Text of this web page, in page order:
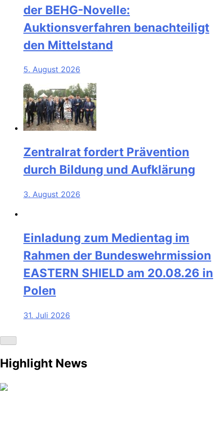
der BEHG-Novelle:
Auktionsverfahren benachteiligt
den Mittelstand
5. August 2026
Zentralrat fordert Prävention
durch Bildung und Aufklärung
3. August 2026
Einladung zum Medientag im
Rahmen der Bundeswehrmission
EASTERN SHIELD am 20.08.26 in
Polen
31. Juli 2026
Highlight News